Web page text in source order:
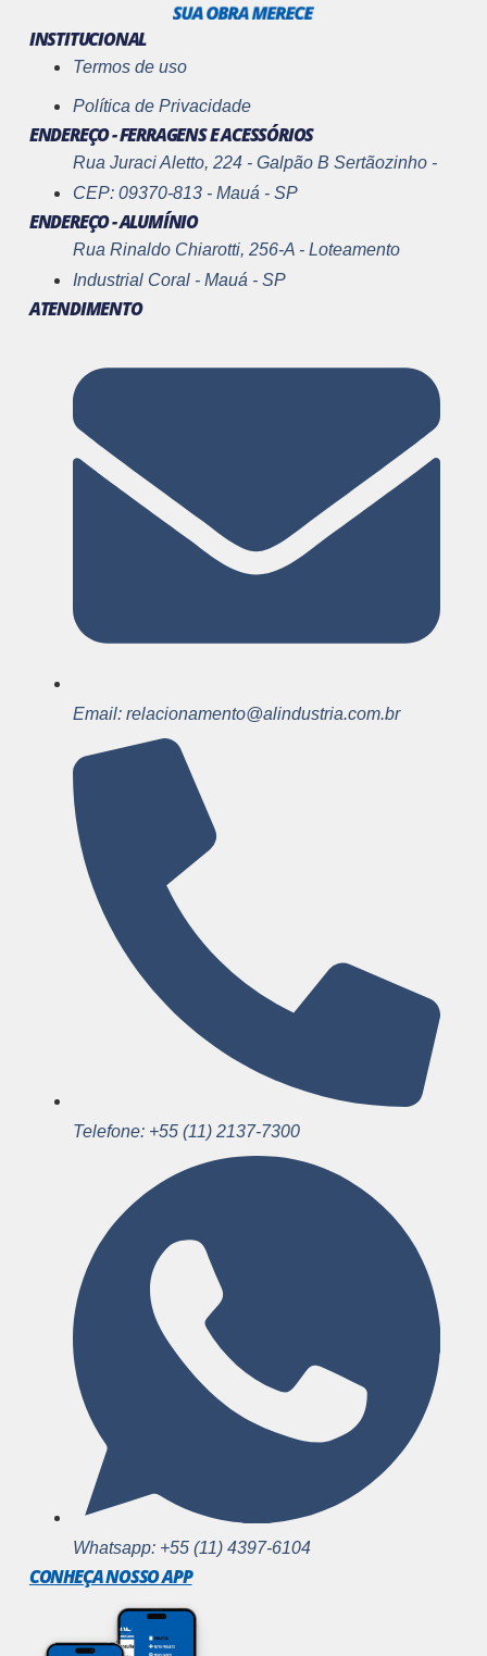
INSTITUCIONAL
Termos de uso
Política de Privacidade
ENDEREÇO - FERRAGENS E ACESSÓRIOS
Rua Juraci Aletto, 224 - Galpão B Sertãozinho -
CEP: 09370-813 - Mauá - SP
ENDEREÇO - ALUMÍNIO
Rua Rinaldo Chiarotti, 256-A - Loteamento
Industrial Coral - Mauá - SP
ATENDIMENTO
Email: relacionamento@alindustria.com.br
Telefone: +55 (11) 2137-7300
Whatsapp: +55 (11) 4397-6104
CONHEÇA NOSSO APP